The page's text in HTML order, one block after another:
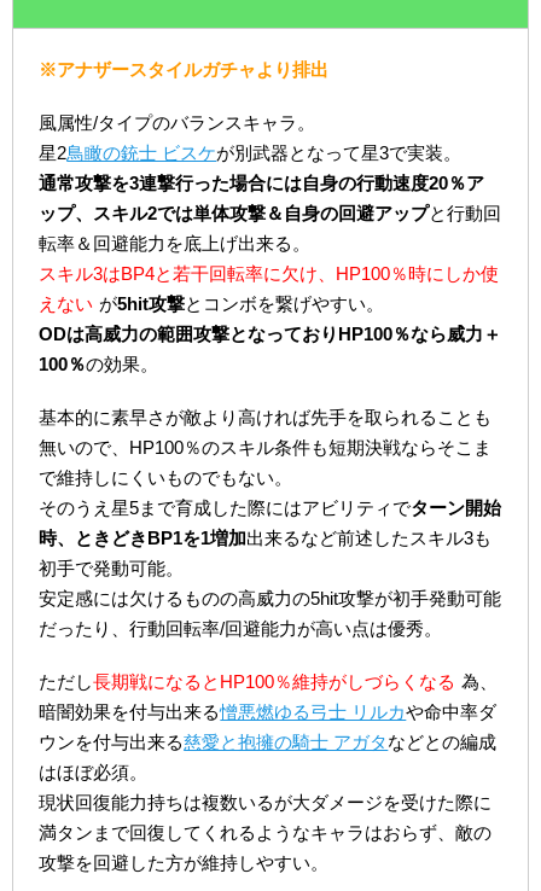
※アナザースタイルガチャより排出
風属性/タイプのバランスキャラ。
星2鳥瞰の銃士 ビスケが別武器となって星3で実装。
通常攻撃を3連撃行った場合には自身の行動速度20％ア
ップ、スキル2では単体攻撃＆自身の回避アップと行動回
転率＆回避能力を底上げ出来る。
スキル3はBP4と若干回転率に欠け、HP100％時にしか使
えない が5hit攻撃とコンボを繋げやすい。
ODは高威力の範囲攻撃となっておりHP100％なら威力＋
100％の効果。
基本的に素早さが敵より高ければ先手を取られることも
無いので、HP100％のスキル条件も短期決戦ならそこま
で維持しにくいものでもない。
そのうえ星5まで育成した際にはアビリティでターン開始
時、ときどきBP1を1増加出来るなど前述したスキル3も
初手で発動可能。
安定感には欠けるものの高威力の5hit攻撃が初手発動可能
だったり、行動回転率/回避能力が高い点は優秀。
ただし長期戦になるとHP100％維持がしづらくなる 為、
暗闇効果を付与出来る憎悪燃ゆる弓士 リルカや命中率ダ
ウンを付与出来る慈愛と抱擁の騎士 アガタなどとの編成
はほぼ必須。
現状回復能力持ちは複数いるが大ダメージを受けた際に
満タンまで回復してくれるようなキャラはおらず、敵の
攻撃を回避した方が維持しやすい。